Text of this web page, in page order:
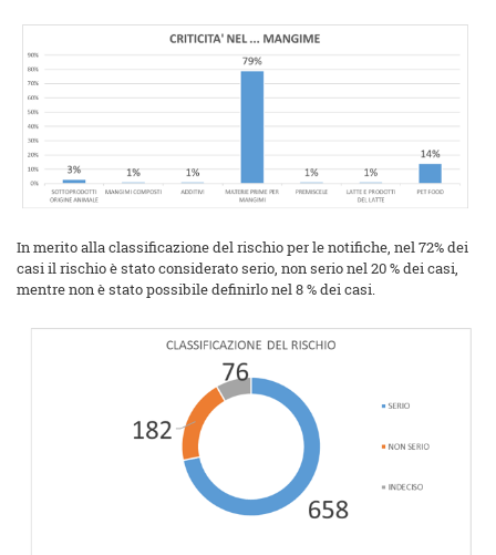
In merito alla classificazione del rischio per le notifiche, nel 72% dei
casi il rischio è stato considerato serio, non serio nel 20 % dei casi,
mentre non è stato possibile definirlo nel 8 % dei casi.